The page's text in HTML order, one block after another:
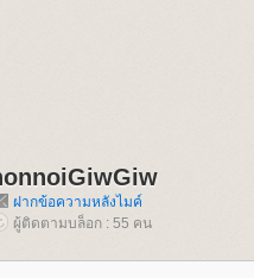
ฝากข้อความหลังไมค์
ผู้ติดตามบล็อก : 55 คน